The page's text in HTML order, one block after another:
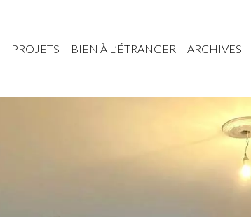
PROJETS BIEN À L’ÉTRANGER ARCHIVES